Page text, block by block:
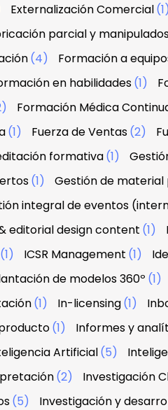
Externalización Comercial(1)
parcial y
(4) Formación a
en habilidades(1)
Formación Médica
(1) Fuerza de Ventas(2)
formativa(1)
(1) Gestión de
integral de eventos
editorial design content (1)
(1) ICSR Management (1)
de modelos 360º (1)
(1) In-licensing(1)
(1) Informes y
Artificial(5)
(2) Investigación
(5) Investigación y